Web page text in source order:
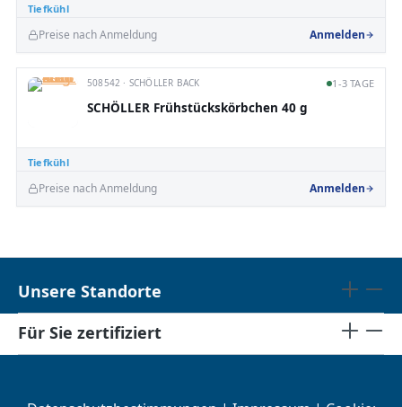
Tiefkühl
Preise nach Anmeldung Anmelden
Tiefkühl
508542 · SCHÖLLER BACK 1-3 TAGE
SCHÖLLER Frühstückskörbchen 40 g
Preise nach Anmeldung Anmelden
Unsere Standorte
Für Sie zertifiziert